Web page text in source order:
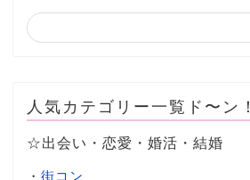
人気カテゴリー一覧ド〜ン！
☆出会い・恋愛・婚活・結婚
・ 街コン